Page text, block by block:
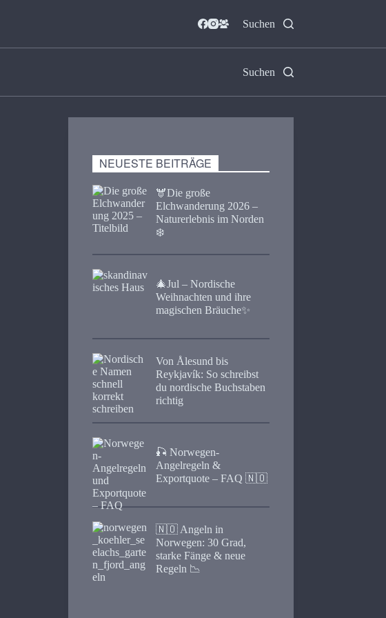
Suchen
Suchen
NEUESTE BEITRÄGE
🫎​Die große
Elchwanderung 2026 –
Naturerlebnis im Norden
❄️
🎄Jul – Nordische
Weihnachten und ihre
magischen Bräuche✨
Von Ålesund bis
Reykjavík: So schreibst
du nordische Buchstaben
richtig
🎣 Norwegen-
Angelregeln &
Exportquote – FAQ 🇳🇴
🇳🇴 Angeln in
Norwegen: 30 Grad,
starke Fänge & neue
Regeln 📉